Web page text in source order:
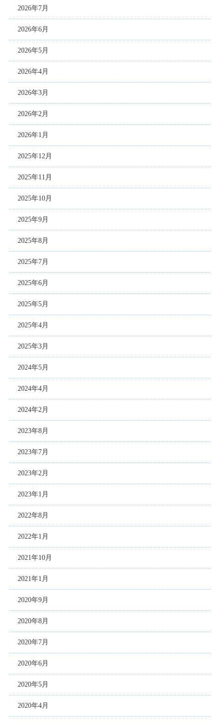
2026年7月
2026年6月
2026年5月
2026年4月
2026年3月
2026年2月
2026年1月
2025年12月
2025年11月
2025年10月
2025年9月
2025年8月
2025年7月
2025年6月
2025年5月
2025年4月
2025年3月
2024年5月
2024年4月
2024年2月
2023年8月
2023年7月
2023年2月
2023年1月
2022年8月
2022年1月
2021年10月
2021年1月
2020年9月
2020年8月
2020年7月
2020年6月
2020年5月
2020年4月